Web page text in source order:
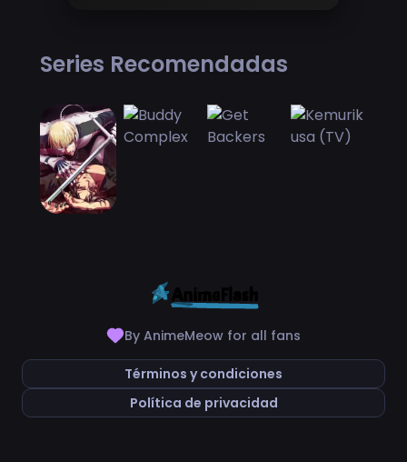
Series Recomendadas
By AnimeMeow for all fans
Términos y condiciones
Política de privacidad